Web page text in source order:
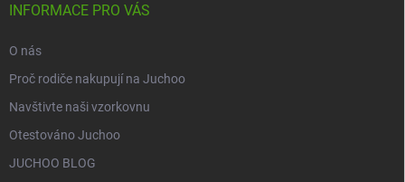
INFORMACE PRO VÁS
O nás
Proč rodiče nakupují na Juchoo
Navštivte naši vzorkovnu
Otestováno Juchoo
JUCHOO BLOG